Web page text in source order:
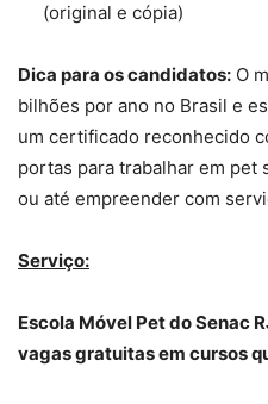
(original e cópia)
Dica para os candidatos: O
bilhões por ano no Brasil e
um certificado reconhecido
portas para trabalhar em pet
ou até empreender com
Serviço:
Escola Móvel Pet do Senac
vagas gratuitas em cursos